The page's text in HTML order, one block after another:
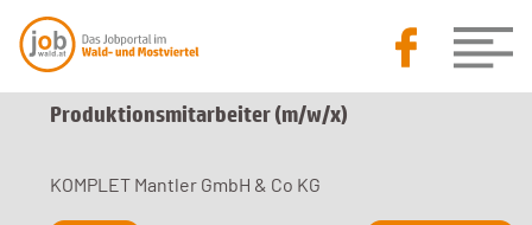
Produktionsmitarbeiter (m/w/x)
KOMPLET Mantler GmbH & Co KG